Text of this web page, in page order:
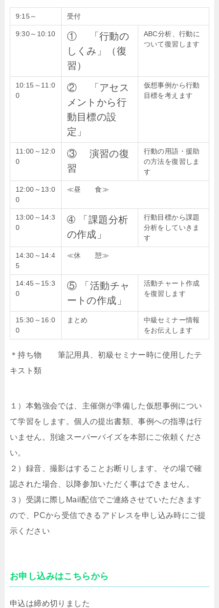
9:15～ 受付
9:30～ 10:10
① 「行動の
しくみ」（復
習）
ABC分析、行動に
ついて復習します
10:15～ 11:0
0
② 「アセス
メントから行
動目標の設
定」
仮想事例から行動
目標を考えます
11:00～ 12:0
0
③ 演習の復
習
行動の用語・援助
の方法を復習しま
す
12:00～ 13:0
0
≪昼 食≫
13:00～ 14:3
0
➃ 「課題分析
の作成」
行動目標から課題
分析をしていきま
す
14:30～ 14:4
5
≪休 憩≫
14:45～ 15:3
0
⑤ 「活動チャ
ートの作成」
活動チャート作成
を復習します
15:30～ 16:0
0
まとめ
中級セミナー情報
をお伝えします
＊持ち物 筆記用具、初級セミナー時に使用したテ
キスト類
１）本勉強会では、主催側が準備した仮想事例につい
て学習をします。個人の提出書類、事例への指導は行
いません。別途スーパーバイズを本部にご依頼くださ
い。
２）録音、撮影はすることお断りします。その場で確
認された場合、以降参加いただく事はできません。
３）受講に際しMail配信でご連絡させていただきます
ので、PCから受信できるアドレスを申し込み時にご提
示ください
お申し込みはこちらから
申込は締め切りました